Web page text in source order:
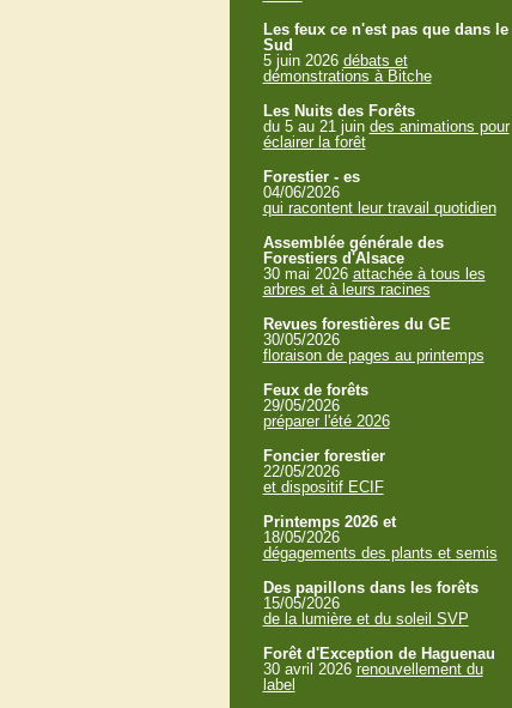
Les feux ce n'est pas que dans le
Sud
5 juin 2026 débats et
démonstrations à Bitche
Les Nuits des Forêts
du 5 au 21 juin des animations pour
éclairer la forêt
Forestier - es
04/06/2026
qui racontent leur travail quotidien
Assemblée générale des
Forestiers d'Alsace
30 mai 2026 attachée à tous les
arbres et à leurs racines
Revues forestières du GE
30/05/2026
floraison de pages au printemps
Feux de forêts
29/05/2026
préparer l'été 2026
Foncier forestier
22/05/2026
et dispositif ECIF
Printemps 2026 et
18/05/2026
dégagements des plants et semis
Des papillons dans les forêts
15/05/2026
de la lumière et du soleil SVP
Forêt d'Exception de Haguenau
30 avril 2026 renouvellement du
label